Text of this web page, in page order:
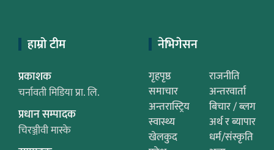
हाम्रो टीम
प्रकाशक
चर्नावती मिडिया प्रा. लि.
प्रधान सम्पादक
चिरञ्जीवी मास्के
नेभिगेसन
गृहपृष्ठ
राजनीति
समाचार
अन्तरवार्ता
अन्तरास्ट्रिय
बिचार / ब्लग
स्वास्थ्य
अर्थ र ब्यापार
खेलकुद
धर्म/संस्कृति